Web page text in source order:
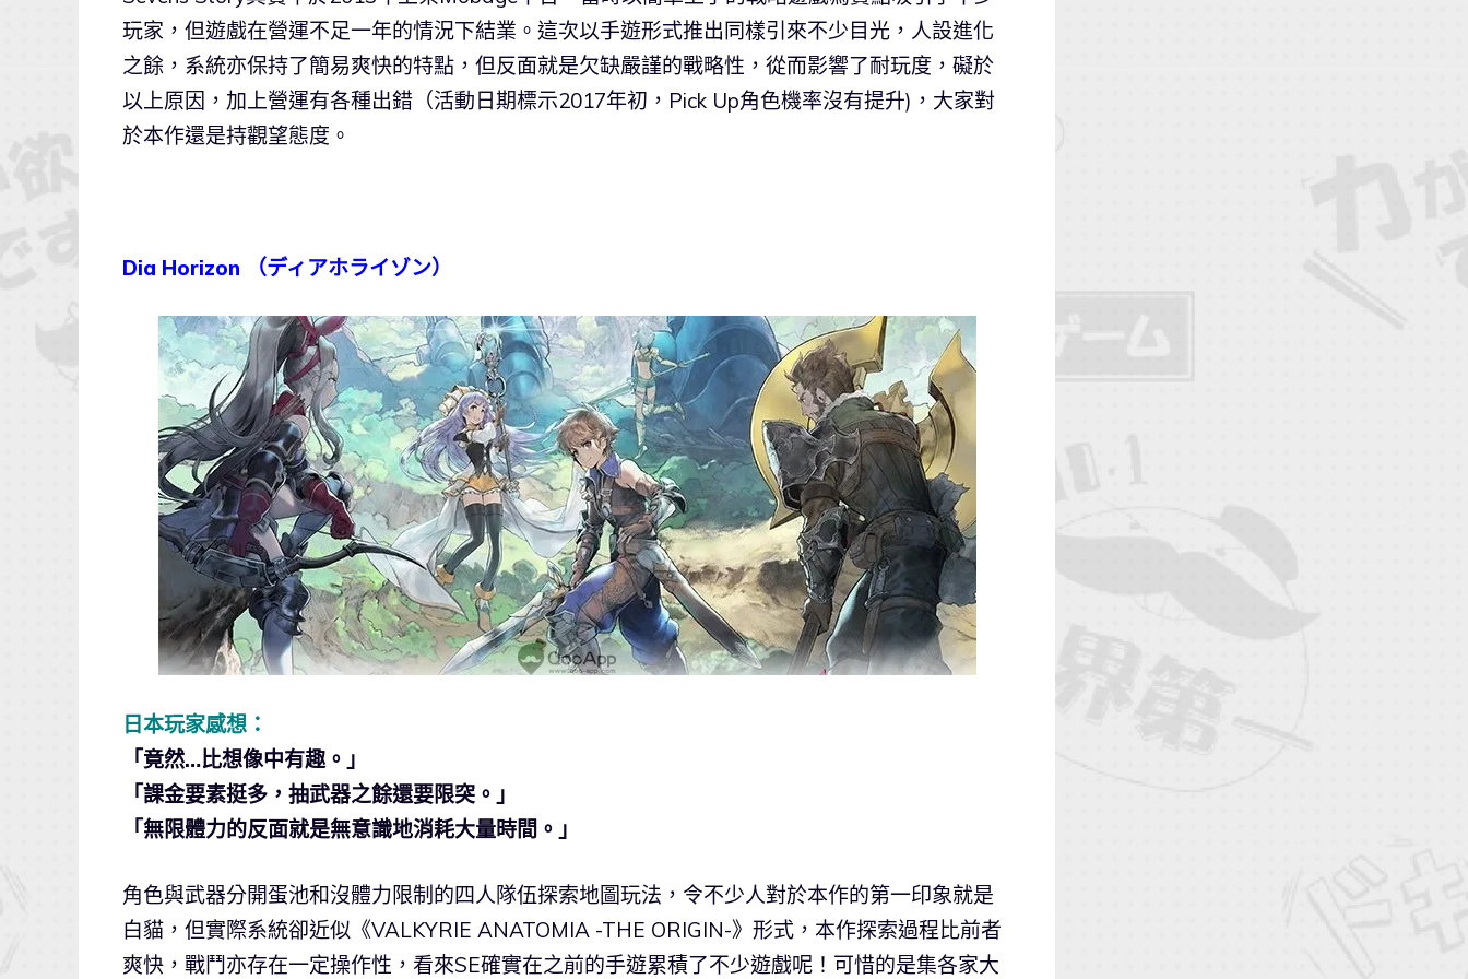
玩家，但遊戲在營運不足一年的情況下結業。這次以手遊形式推出同樣引來不少目光，人設進化
之餘，系統亦保持了簡易爽快的特點，但反面就是欠缺嚴謹的戰略性，從而影響了耐玩度，礙於
以上原因，加上營運有各種出錯（活動日期標示2017年初，Pick Up角色機率沒有提升)，大家對
於本作還是持觀望態度。
Dia Horizon （ディアホライゾン）
日本玩家感想：
「竟然…比想像中有趣。」
「課金要素挺多，抽武器之餘還要限突。」
「無限體力的反面就是無意識地消耗大量時間。」
角色與武器分開蛋池和沒體力限制的四人隊伍探索地圖玩法，令不少人對於本作的第一印象就是
白貓，但實際系統卻近似《VALKYRIE ANATOMIA -THE ORIGIN-》形式，本作探索過程比前者
爽快，戰鬥亦存在一定操作性，看來SE確實在之前的手遊累積了不少遊戲呢！可惜的是集各家大